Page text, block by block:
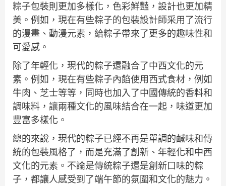
粽子包裝則更加多樣化，色彩鮮豔，設計也更加精
美。例如，現在有些粽子的包裝設計師采用了流行
的漫畫、動漫元素，給粽子帶來了更多的趣味性和
可愛感。
除了年輕化，現代的粽子還融合了中西文化的元
素。例如，現在有些粽子內餡使用西式食材，例如
牛肉、芝士等等，同時也加入了中國傳統的香料和
調味料，讓兩種文化的風味結合在一起，味道更加
豐富多樣化。
總的來說，現代的粽子已經不再是單調的鹹味和傳
統的包裝風格了，而是充滿了創新、年輕化和中西
文化的元素。不論是傳統粽子還是創新口味的粽
子，都讓人感受到了端午節的氛圍和文化的魅力。